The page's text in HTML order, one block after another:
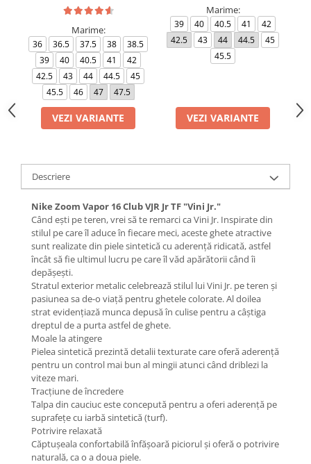
Marime:
36 36.5 37.5 38
38.5
39
40 40.5 41
42
42.5
43 44 44.5
45
45.5
46 47 47.5
VEZI VARIANTE
Marime:
39 40 40.5 41
42
42.5
43 44 44.5
45
45.5
VEZI VARIANTE
Descriere
Nike Zoom Vapor 16 Club VJR Jr TF "Vini Jr."
Când ești pe teren, vrei să te remarci ca Vini Jr. Inspirate din
stilul pe care îl aduce în fiecare meci, aceste ghete atractive
sunt realizate din piele sintetică cu aderență ridicată, astfel
încât să fie ultimul lucru pe care îl văd apărătorii când îi
depășești.
Stratul exterior metalic celebrează stilul lui Vini Jr. pe teren și
pasiunea sa de-o viață pentru ghetele colorate. Al doilea
strat evidențiază munca depusă în culise pentru a câștiga
dreptul de a purta astfel de ghete.
Moale la atingere
Pielea sintetică prezintă detalii texturate care oferă aderență
pentru un control mai bun al mingii atunci când driblezi la
viteze mari.
Tracțiune de încredere
Talpa din cauciuc este concepută pentru a oferi aderență pe
suprafețe cu iarbă sintetică (turf).
Potrivire relaxată
Căptușeala confortabilă înfășoară piciorul și oferă o potrivire
naturală, ca o a doua piele.